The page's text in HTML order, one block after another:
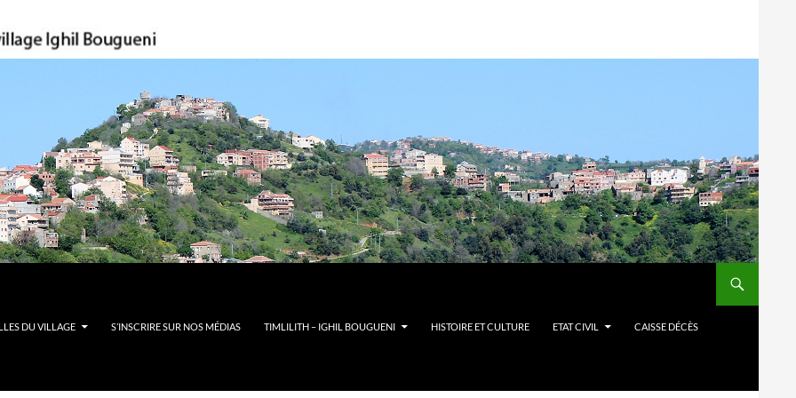
DU VILLAGE S’INSCRIRE SUR NOS MÉDIAS TIMLILITH – IGHIL BOUGUENI HISTOIRE ET CULTURE ETAT CIVIL CAISSE DÉCÈS